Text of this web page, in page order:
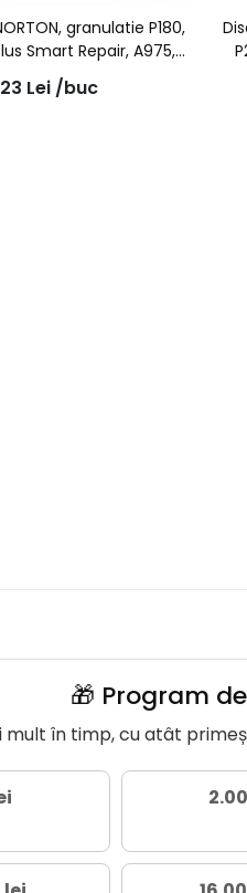
granulatie P180,
Smart Repair, A975,
76mm
Lei /buc
🎁 Program
în timp, cu atât